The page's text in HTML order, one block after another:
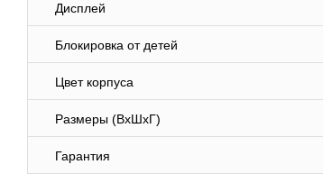
Дисплей
Блокировка от детей
Цвет корпуса
Размеры (ВхШхГ)
Гарантия